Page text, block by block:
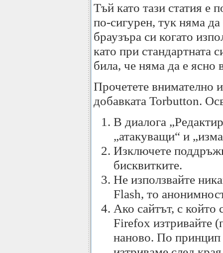
Тъй като тази статия е
по-сигурен, тук няма
браузъра си когато
като при стандартната
била, че няма да е ясно
Прочетете внимателно
добавката Torbutton.
В диалога
„атакуващи“ и
Изключете
бисквитките.
Не използвайте
Flash, то
Ако сайтът, с който
Firefox изтривайте
наново. По принцип